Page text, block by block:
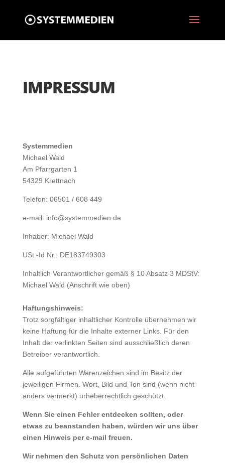
IMPRESSUM
Systemmedien
Michael Wald
Am Pfarrgarten 1
54329 Krettnach
Telefon: 06501 / 608 449
e-mail: info@systemmedien.de
Inhaber: Michael Wald
USt.-Id Nr.: DE183749303
Inhaltlich Verantwortlicher gemäß § 10 Absatz 3 MDStV:
Michael Wald (Anschrift wie oben)
Haftungshinweis:
Trotz sorgfältiger inhaltlicher Kontrolle übernehmen wir
keine Haftung für die Inhalte externer Links. Für den
Inhalt der verlinkten Seiten sind ausschließlich deren
Betreiber verantwortlich.
Alle aufgeführten Warenzeichen sind im Besitz der
jeweiligen Firmen. Wort, Bild und Ton sind (wenn nicht
anders vermerkt) urheberrechtlich geschützt.
Wenn Sie einen Fehler entdecken sollten, oder
etwas zu beanstanden haben, würden wir uns über
einen Hinweis per e-mail freuen.
Wir nehmen den Schutz von persönlichen Daten